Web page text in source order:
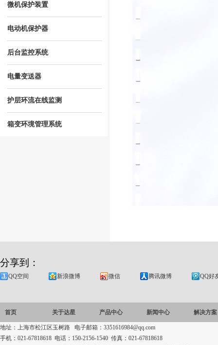
微机保护装置
电动机保护器
后台监控系统
电量变送器
护层环流在线监测
箱变环境管理系统
分享到：
QQ空间 新浪微博 微信 腾讯微博 QQ好
首页 关于达星 产品中心 新闻中心 解决方案
地址：上海市松江区玉树路 电子邮箱：3351616984@qq.com
手机：021-67818618 电话：150-2156-1540 传真：021-67818618